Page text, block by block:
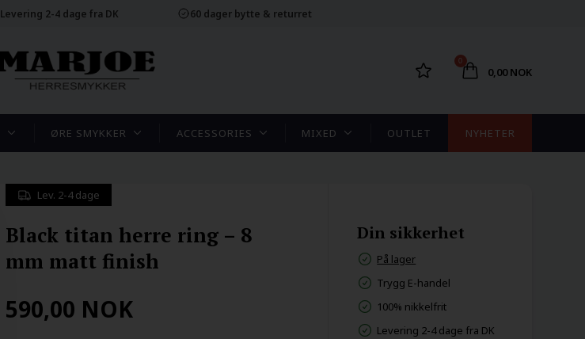
Levering 2-4 dage fra DK 60 dager bytte & returret
0
0,00 NOK
ØRE SMYKKER ACCESSORIES MIXED OUTLET NYHETER
Lev. 2-4 dage
Black titan herre ring – 8
mm matt finish
590,00 NOK
Din sikkerhet
På lager
Trygg E-handel
100% nikkelfrit
Levering 2-4 dage fra DK